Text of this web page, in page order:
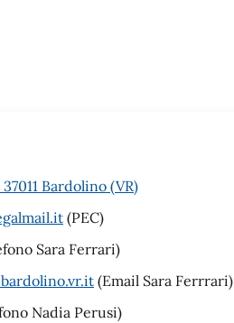
Bardolino (VR)
(PEC)
Sara Ferrari)
(Email Sara Ferrrari)
Nadia Perusi)